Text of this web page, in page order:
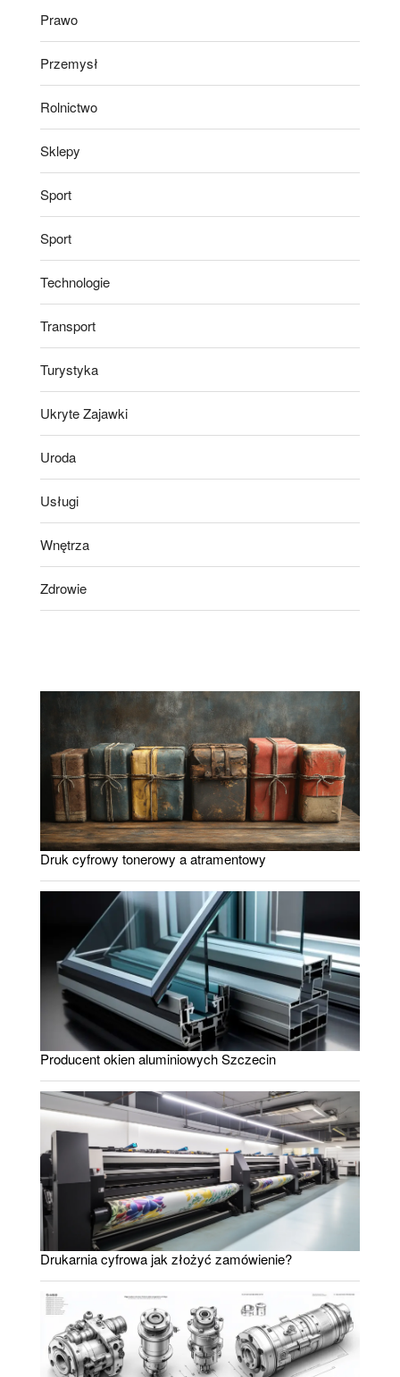
Prawo
Przemysł
Rolnictwo
Sklepy
Sport
Sport
Technologie
Transport
Turystyka
Ukryte Zajawki
Uroda
Usługi
Wnętrza
Zdrowie
Druk cyfrowy tonerowy a atramentowy
Producent okien aluminiowych Szczecin
Drukarnia cyfrowa jak złożyć zamówienie?